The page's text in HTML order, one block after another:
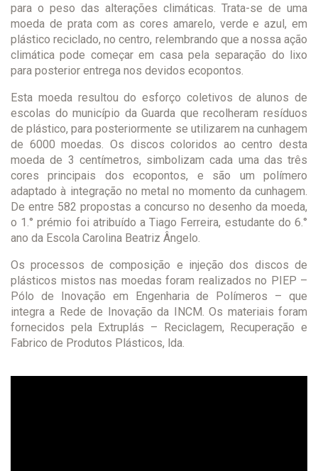
para o peso das alterações climáticas. Trata-se de uma
moeda de prata com as cores amarelo, verde e azul, em
plástico reciclado, no centro, relembrando que a nossa ação
climática pode começar em casa pela separação do lixo
para posterior entrega nos devidos ecopontos.
Esta moeda resultou do esforço coletivos de alunos de
escolas do município da Guarda que recolheram resíduos
de plástico, para posteriormente se utilizarem na cunhagem
de 6000 moedas. Os discos coloridos ao centro desta
moeda de 3 centímetros, simbolizam cada uma das três
cores principais dos ecopontos, e são um polímero
adaptado à integração no metal no momento da cunhagem.
De entre 582 propostas a concurso no desenho da moeda,
o 1.° prémio foi atribuído a Tiago Ferreira, estudante do 6.°
ano da Escola Carolina Beatriz Ângelo.
Os processos de composição e injeção dos discos de
plásticos mistos nas moedas foram realizados no PIEP –
Pólo de Inovação em Engenharia de Polímeros – que
integra a Rede de Inovação da INCM. Os materiais foram
fornecidos pela Extruplás – Reciclagem, Recuperação e
Fabrico de Produtos Plásticos, lda.